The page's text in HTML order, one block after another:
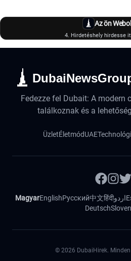
Az ön
4. Hirdetéshely hirdesse
Fedezze fel Dubait: A modern
találkoznak és a
ÜzletÉletmódUAE
MagyarEnglishРусский中文हिंदीاردو
Deutsch
© 2026 DubaiHirek.